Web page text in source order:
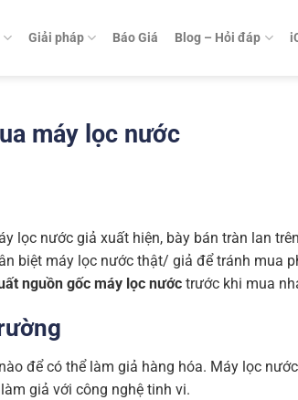
Giải pháp Báo Giá Blog – Hỏi đáp
máy lọc nước
lọc nước giả xuất hiện, bày bán tràn lan
biệt máy lọc nước thật/ giả để tránh mua
nguồn gốc máy lọc nước trước khi mua
để có thể làm giả hàng hóa. Máy lọc nước
giả với công nghệ tinh vi.